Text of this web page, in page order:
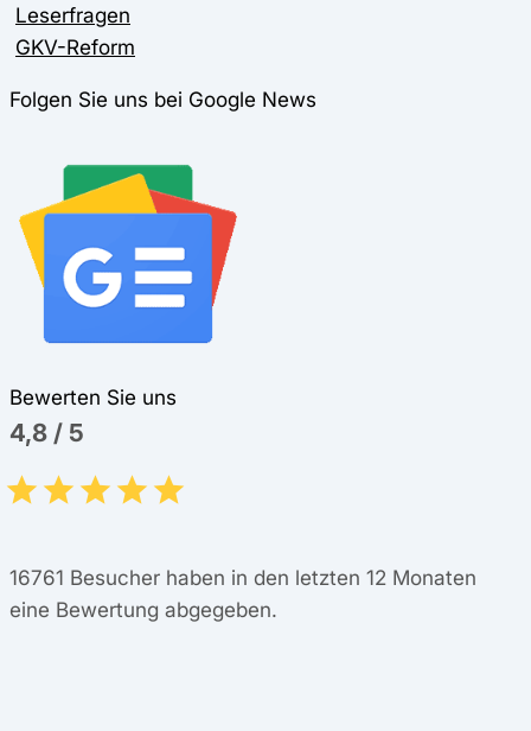
Leserfragen
GKV-Reform
Folgen Sie uns bei Google News
Bewerten Sie uns
4,8 / 5
16761 Besucher haben in den letzten 12 Monaten
eine Bewertung abgegeben.